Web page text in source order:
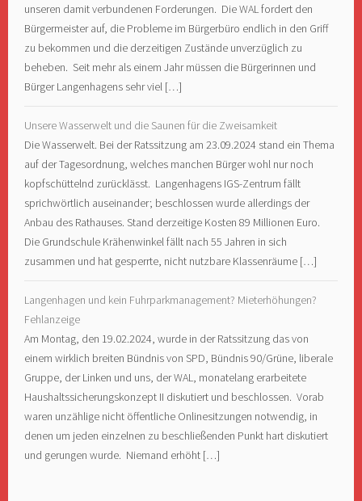
unseren damit verbundenen Forderungen. Die WAL fordert den
Bürgermeister auf, die Probleme im Bürgerbüro endlich in den Griff
zu bekommen und die derzeitigen Zustände unverzüglich zu
beheben. Seit mehr als einem Jahr müssen die Bürgerinnen und
Bürger Langenhagens sehr viel […]
Unsere Wasserwelt und die Saunen für die Zweisamkeit
Die Wasserwelt. Bei der Ratssitzung am 23.09.2024 stand ein Thema
auf der Tagesordnung, welches manchen Bürger wohl nur noch
kopfschüttelnd zurücklässt. Langenhagens IGS-Zentrum fällt
sprichwörtlich auseinander; beschlossen wurde allerdings der
Anbau des Rathauses. Stand derzeitige Kosten 89 Millionen Euro.
Die Grundschule Krähenwinkel fällt nach 55 Jahren in sich
zusammen und hat gesperrte, nicht nutzbare Klassenräume […]
Langenhagen und kein Fuhrparkmanagement? Mieterhöhungen?
Fehlanzeige
Am Montag, den 19.02.2024, wurde in der Ratssitzung das von
einem wirklich breiten Bündnis von SPD, Bündnis 90/Grüne, liberale
Gruppe, der Linken und uns, der WAL, monatelang erarbeitete
Haushaltssicherungskonzept II diskutiert und beschlossen. Vorab
waren unzählige nicht öffentliche Onlinesitzungen notwendig, in
denen um jeden einzelnen zu beschließenden Punkt hart diskutiert
und gerungen wurde. Niemand erhöht […]